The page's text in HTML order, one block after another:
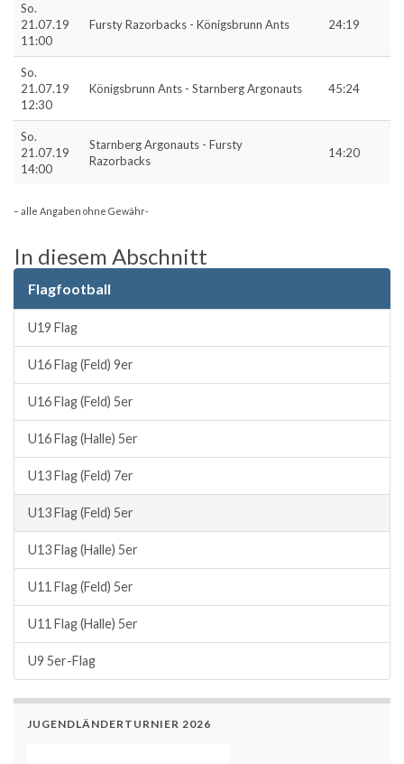
So.
21.07.19
11:00
Fursty Razorbacks - Königsbrunn Ants 24:19
So.
21.07.19
12:30
Königsbrunn Ants - Starnberg Argonauts 45:24
So.
21.07.19
14:00
Starnberg Argonauts - Fursty
Razorbacks
14:20
– alle Angaben ohne Gewähr-
In diesem Abschnitt
Flagfootball
U19 Flag
U16 Flag (Feld) 9er
U16 Flag (Feld) 5er
U16 Flag (Halle) 5er
U13 Flag (Feld) 7er
U13 Flag (Feld) 5er
U13 Flag (Halle) 5er
U11 Flag (Feld) 5er
U11 Flag (Halle) 5er
U9 5er-Flag
JUGENDLÄNDERTURNIER 2026